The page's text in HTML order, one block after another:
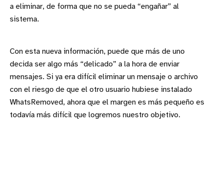
a eliminar, de forma que no se pueda “engañar” al
sistema.
Con esta nueva información, puede que más de uno
decida ser algo más “delicado” a la hora de enviar
mensajes. Si ya era difícil eliminar un mensaje o archivo
con el riesgo de que el otro usuario hubiese instalado
WhatsRemoved, ahora que el margen es más pequeño es
todavía más difícil que logremos nuestro objetivo.